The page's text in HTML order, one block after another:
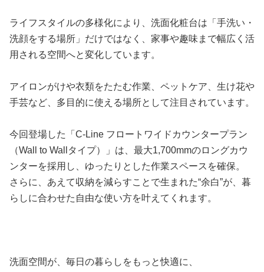
ライフスタイルの多様化により、洗面化粧台は「手洗い・
洗顔をする場所」だけではなく、家事や趣味まで幅広く活
用される空間へと変化しています。
アイロンがけや衣類をたたむ作業、ペットケア、生け花や
手芸など、多目的に使える場所として注目されています。
今回登場した「C-Line フロートワイドカウンタープラン
（Wall to Wallタイプ）」は、最大1,700mmのロングカウ
ンターを採用し、ゆったりとした作業スペースを確保。
さらに、あえて収納を減らすことで生まれた“余白”が、暮
らしに合わせた自由な使い方を叶えてくれます。
洗面空間が、毎日の暮らしをもっと快適に、